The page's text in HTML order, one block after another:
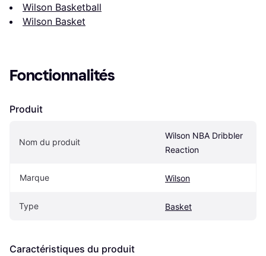
Wilson Basketball
Wilson Basket
Fonctionnalités
Produit
Nom du produit
Wilson NBA Dribbler
Reaction
Marque Wilson
Type Basket
Caractéristiques du produit